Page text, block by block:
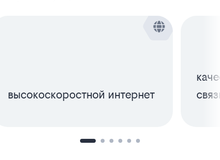
высокоскоростной интернет